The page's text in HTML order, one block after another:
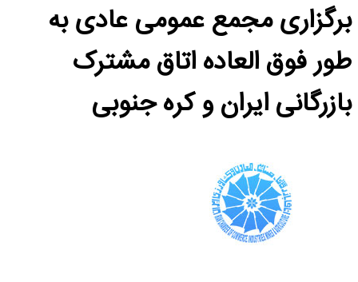
برگزاری مجمع عمومی عادی به
طور فوق العاده اتاق مشترک
بازرگانی ایران و کره جنوبی